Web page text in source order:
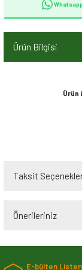
Ürün Bilgisi
Ürün
Taksit
Önerileriniz
Bu ürünün fiyat bilgisi,
iletebilirsiniz.
E-bülten